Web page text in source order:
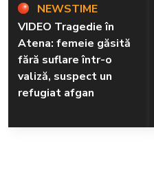
NEWSTIME
VIDEO Tragedie în
Atena: femeie găsită
fără suflare într-o
valiză, suspect un
refugiat afgan